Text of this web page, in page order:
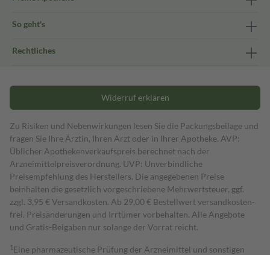
So geht's
Rechtliches
Widerruf erklären
Zu Risiken und Nebenwirkungen lesen Sie die Packungsbeilage und
fragen Sie Ihre Ärztin, Ihren Arzt oder in Ihrer Apotheke. AVP:
Üblicher Apothekenverkaufspreis berechnet nach der
Arzneimittelpreisverordnung. UVP: Unverbindliche
Preisempfehlung des Herstellers. Die angegebenen Preise
beinhalten die gesetzlich vorgeschriebene Mehrwertsteuer, ggf.
zzgl. 3,95 € Versandkosten. Ab 29,00 € Bestell­wert versand­kosten­
frei. Preisänderungen und Irrtümer vorbehalten. Alle Angebote
und Gratis-Beigaben nur solange der Vorrat reicht.
1 Eine pharmazeutische Prüfung der Arzneimittel und sonstigen